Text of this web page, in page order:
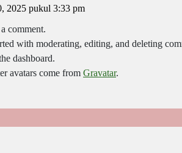
2025 pukul 3:33 pm
comment.
with moderating, editing, and deleting
dashboard.
avatars come from Gravatar.